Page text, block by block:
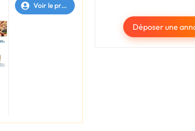
Déposer une
Voir le profil